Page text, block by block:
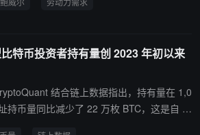
特币投资者持有量创 2023 年初以来
结合链上数据指出，持有量在 1,0
持币量同比减少了 22 万枚 BTC，这是自 2